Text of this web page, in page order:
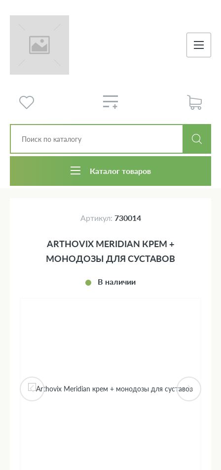
Каталог товаров
Артикул: 730014
В наличии
ARTHOVIX MERIDIAN КРЕМ +
МОНОДОЗЫ ДЛЯ СУСТАВОВ